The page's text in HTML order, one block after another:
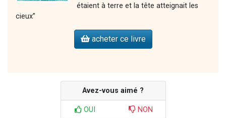
étaient à terre et la tête atteignait les
cieux”
acheter ce livre
Avez-vous aimé ?
OUI NON